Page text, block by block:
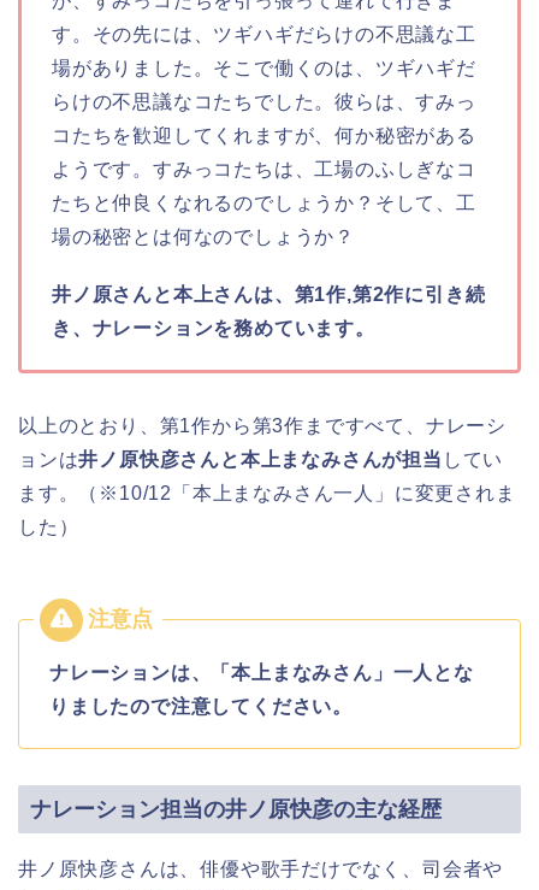
す。その先には、ツギハギだらけの不思議な工
場がありました。そこで働くのは、ツギハギだ
らけの不思議なコたちでした。彼らは、すみっ
コたちを歓迎してくれますが、何か秘密がある
ようです。すみっコたちは、工場のふしぎなコ
たちと仲良くなれるのでしょうか？そして、工
場の秘密とは何なのでしょうか？
井ノ原さんと本上さんは、第1作,第2作に引き続
き、ナレーションを務めています。
以上のとおり、第1作から第3作まですべて、ナレーシ
ョンは井ノ原快彦さんと本上まなみさんが担当 してい
ます。（※10/12「本上まなみさん一人」に変更されま
した）
ナレーションは、「本上まなみさん」一人とな
りましたので注意してください。
ナレーション担当の井ノ原快彦の主な経歴
井ノ原快彦さんは、俳優や歌手だけでなく、司会者や